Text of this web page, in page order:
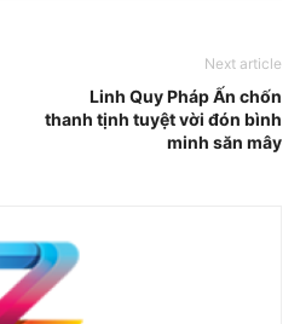
Next article
Linh Quy Pháp Ấn chốn
thanh tịnh tuyệt vời đón bình
minh săn mây